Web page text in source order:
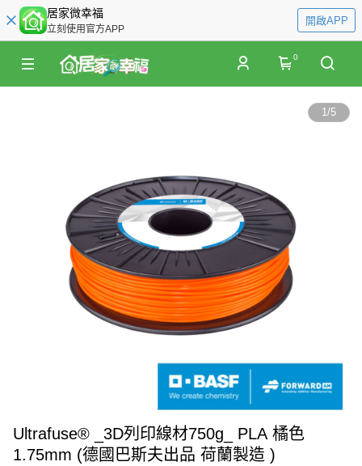
居家微幸福
立刻使用官方APP
開啟APP
0
1/5
Ultrafuse® _3D列印線材750g_ PLA 橘色
1.75mm (德國巴斯夫出品 荷蘭製造 )